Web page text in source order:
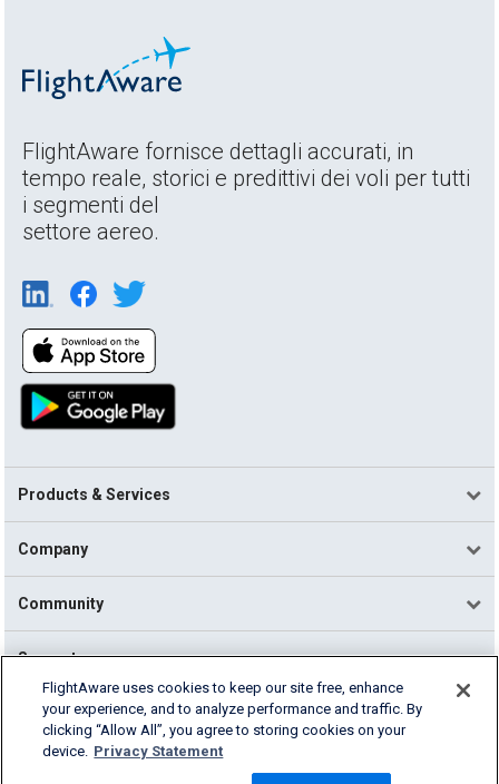
FlightAware fornisce dettagli accurati, in
tempo reale, storici e predittivi dei voli per tutti
i segmenti del
settore aereo.
Products & Services
Company
Community
Support
English (USA)
2026 FlightAware
Cookie Settings
FlightAware uses cookies to keep our site free, enhance
your experience, and to analyze performance and traffic. By
clicking “Allow All”, you agree to storing cookies on your
device. Privacy Statement